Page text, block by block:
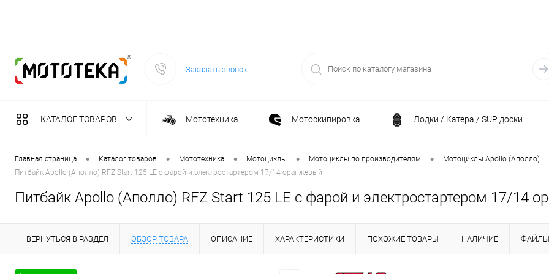
Заказать звонок
КАТАЛОГ ТОВАРОВ Мототехника Мотоэкипировка Лодки / Катера / SUP доски
Садовая техника Спортивные товары / Велосипеды / Самокаты
Масла и тех. жидкости Генераторы и электростанции
Главная страница • Каталог товаров • Мототехника • Мотоциклы • Мотоциклы по производителям • Мотоциклы Apollo (Аполло)
Питбайк Apollo (Аполло) RFZ Start 125 LE с фарой и электростартером 17/14 оранжевый
Питбайк Apollo (Аполло) RFZ Start 125 LE с фарой и электростартером 17/14
ВЕРНУТЬСЯ В РАЗДЕЛ ОБЗОР ТОВАРА ОПИСАНИЕ ХАРАКТЕРИСТИКИ ПОХОЖИЕ ТОВАРЫ НАЛИЧИЕ ФАЙЛЫ